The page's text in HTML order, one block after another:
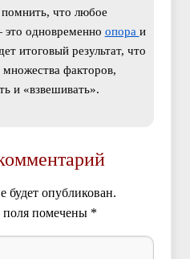
что любое
это одновременно опора и
итоговый результат, что
факторов,
и «взвешивать».
будет опубликован.
поля помечены *